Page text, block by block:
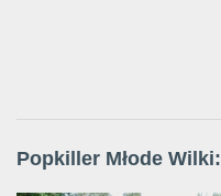
Popkiller Młode Wilki: